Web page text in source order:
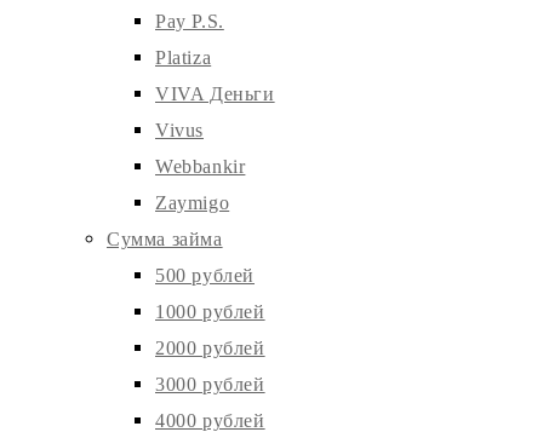
Pay P.S.
Platiza
VIVA Деньги
Vivus
Webbankir
Zaymigo
Сумма займа
500 рублей
1000 рублей
2000 рублей
3000 рублей
4000 рублей